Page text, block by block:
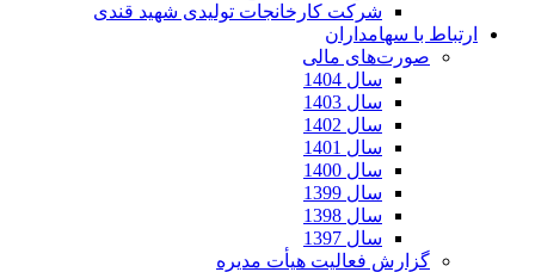
شرکت کارخانجات تولیدی شهید قندی
ارتباط با سهامداران
صورت‌های مالی
سال 1404
سال 1403
سال 1402
سال 1401
سال 1400
سال 1399
سال 1398
سال 1397
گزارش فعالیت هیأت مدیره